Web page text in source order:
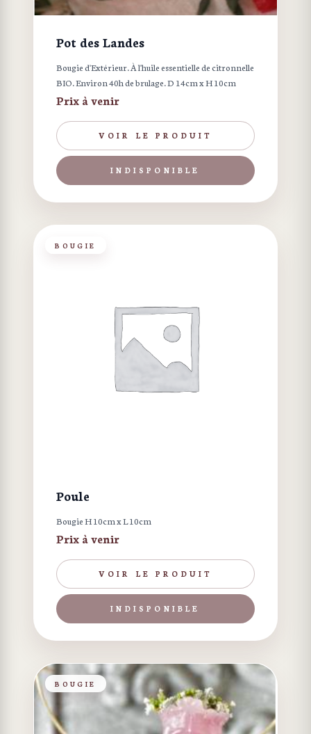
Pot des Landes
Bougie d'Extérieur. À l'huile essentielle de citronnelle
BIO. Environ 40h de brulage. D 14cm x H 10cm
Prix à venir
VOIR LE PRODUIT
INDISPONIBLE
BOUGIE
Poule
Bougie H 10cm x L 10cm
Prix à venir
VOIR LE PRODUIT
INDISPONIBLE
BOUGIE